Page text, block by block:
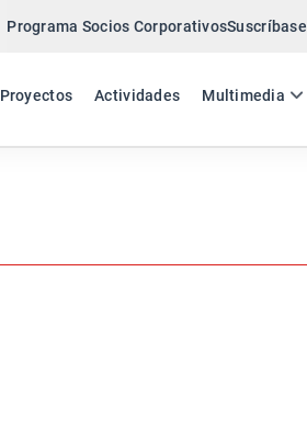
Programa Socios CorporativosSuscríbase
Proyectos Actividades Multimedia